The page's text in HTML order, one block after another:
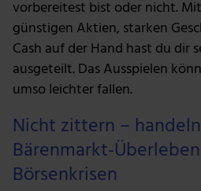
vorbereitest bist oder nicht.
günstigen Aktien, starken
Cash auf der Hand hast du dir
ausgeteilt. Das Ausspielen
umso leichter fallen.
Nicht zittern –
Bärenmarkt-
Börsenkrisen